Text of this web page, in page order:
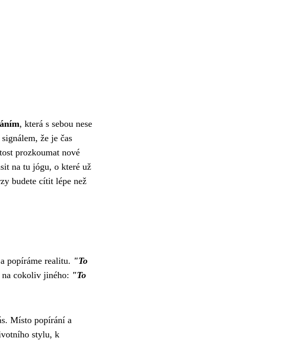
, která s sebou nese
že je čas
prozkoumat nové
na tu jógu, o které už
budete cítit lépe než
popíráme realitu. "To
cokoliv jiného: "To
Místo popírání a
stylu, k